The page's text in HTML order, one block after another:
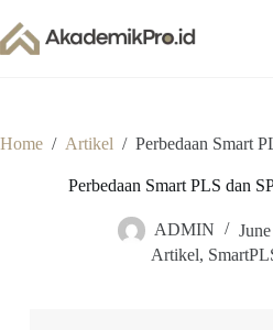
to
content
Home / Artikel / Perbedaan Smart
Perbedaan Smart PLS dan
ADMIN
Artikel,